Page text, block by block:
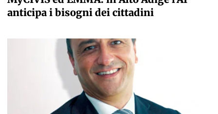
anticipa i bisogni dei cittadini